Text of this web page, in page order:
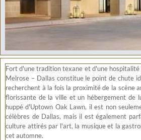
Fort d'une tradition texane et d'une
Melrose – Dallas constitue le point de chute
recherchent à la fois la proximité de la scène
florissante de la ville et un hébergement de
huppé d'Uptown Oak Lawn, il est non
célèbres de Dallas, mais il est également
culture attirés par l'art, la musique et la
cet automne.